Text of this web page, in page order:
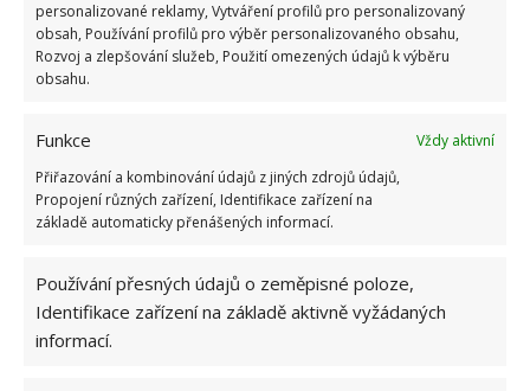
personalizované reklamy, Vytváření profilů pro personalizovaný
obsah, Používání profilů pro výběr personalizovaného obsahu,
Rozvoj a zlepšování služeb, Použití omezených údajů k výběru
obsahu.
Funkce
Vždy aktivní
Přiřazování a kombinování údajů z jiných zdrojů údajů,
Propojení různých zařízení, Identifikace zařízení na
základě automaticky přenášených informací.
Používání přesných údajů o zeměpisné poloze,
Identifikace zařízení na základě aktivně vyžádaných
informací.
Poslední části domu jsou ve dvou mezipatrech a
jedná se o ložnice. Jedna z nic je dokonce tak velká,
nabízí jedinečný pohled do otevřené části domu.